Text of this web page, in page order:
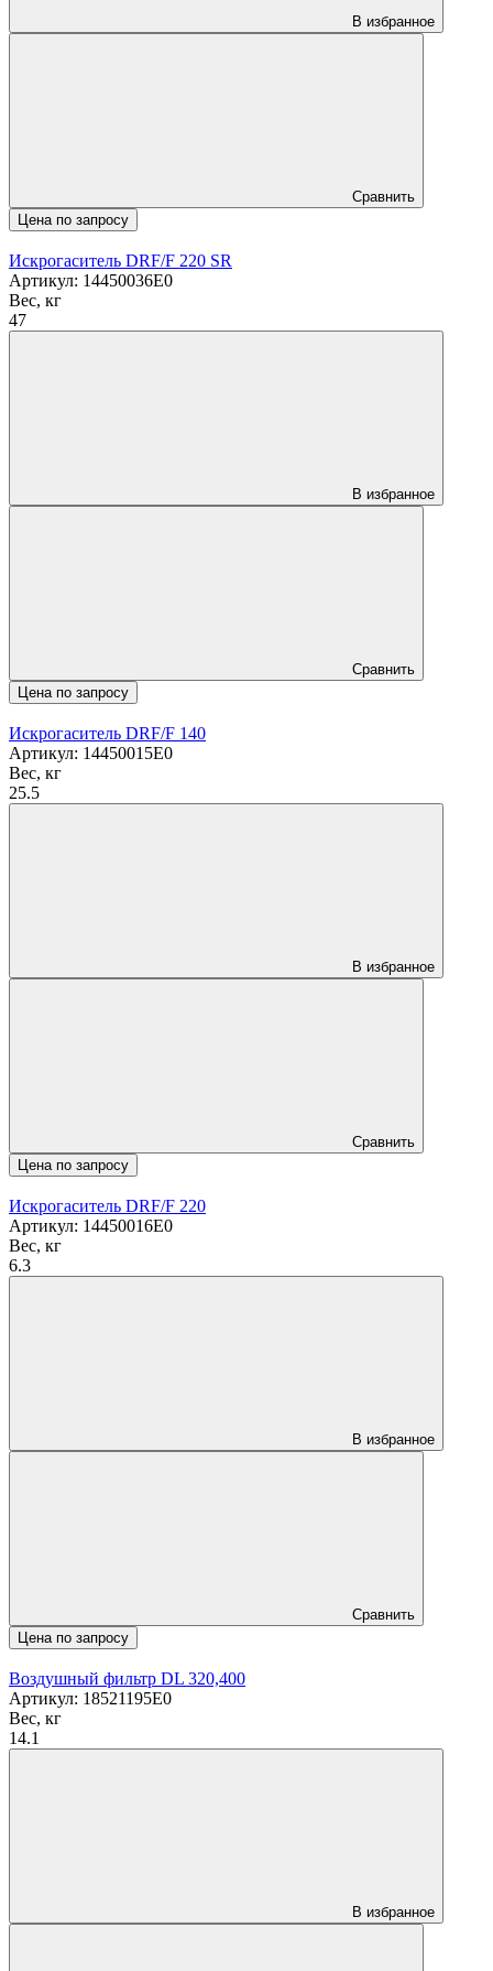
В избранное
Сравнить
Цена по запросу
Искрогаситель DRF/F 220 SR
Артикул: 14450036E0
Вес, кг
47
В избранное
Сравнить
Цена по запросу
Искрогаситель DRF/F 140
Артикул: 14450015E0
Вес, кг
25.5
В избранное
Сравнить
Цена по запросу
Искрогаситель DRF/F 220
Артикул: 14450016E0
Вес, кг
6.3
В избранное
Сравнить
Цена по запросу
Воздушный фильтр DL 320,400
Артикул: 18521195E0
Вес, кг
14.1
В избранное